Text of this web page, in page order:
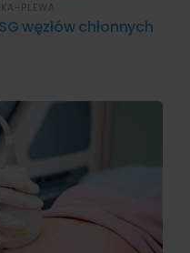
węzłów chłonnych
PLEWA